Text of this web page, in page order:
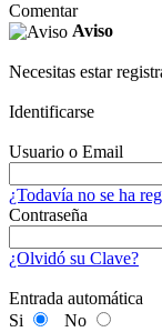
Comentar
Aviso
Necesitas estar
Identificarse
Usuario o Email
¿Todavía no se ha
Contraseña
¿Olvidó su Clave?
Entrada automática
Si
No